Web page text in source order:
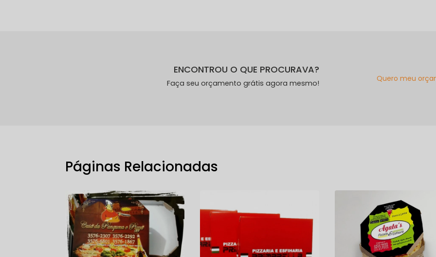
ENCONTROU O QUE PROCURAVA?
Faça seu orçamento grátis agora mesmo!
Quero meu
Páginas Relacionadas